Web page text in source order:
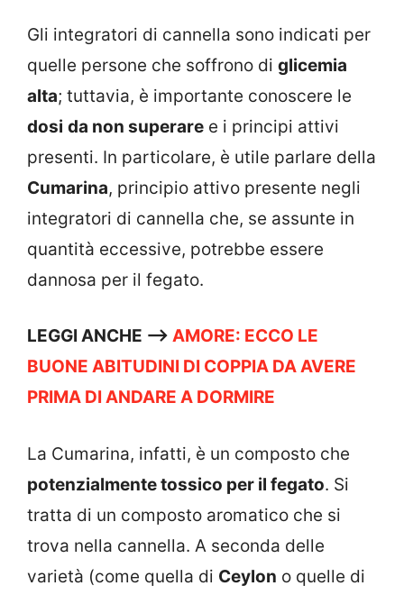
Gli integratori di cannella sono indicati per
quelle persone che soffrono di glicemia
alta; tuttavia, è importante conoscere le
dosi da non superare e i principi attivi
presenti. In particolare, è utile parlare della
Cumarina, principio attivo presente negli
integratori di cannella che, se assunte in
quantità eccessive, potrebbe essere
dannosa per il fegato.
LEGGI ANCHE –> AMORE: ECCO LE
BUONE ABITUDINI DI COPPIA DA AVERE
PRIMA DI ANDARE A DORMIRE
La Cumarina, infatti, è un composto che
potenzialmente tossico per il fegato. Si
tratta di un composto aromatico che si
trova nella cannella. A seconda delle
varietà (come quella di Ceylon o quelle di